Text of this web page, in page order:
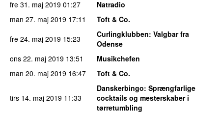
fre 31. maj 2019 01:27
Natradio
man 27. maj 2019 17:11
Toft & Co.
fre 24. maj 2019 15:23 Curlingklubben: Valgbar fra
Odense
ons 22. maj 2019 13:51
Musikchefen
man 20. maj 2019 16:47 Toft & Co.
tirs 14. maj 2019 11:33
Danskerbingo: Sprængfarlige
cocktails og mesterskaber i
tørretumbling